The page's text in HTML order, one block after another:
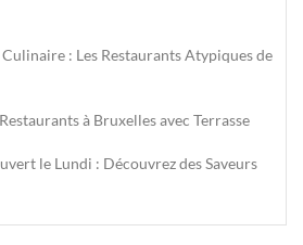
: Les Restaurants Atypiques de
à Bruxelles avec Terrasse
le Lundi : Découvrez des Saveurs